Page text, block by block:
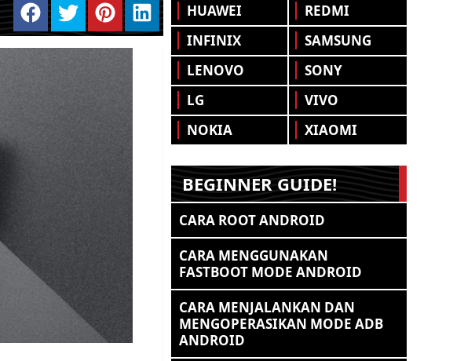
HUAWEI
INFINIX
LENOVO
LG
NOKIA
REDMI
SAMSUNG
SONY
VIVO
XIAOMI
BEGINNER GUIDE!
CARA ROOT ANDROID
CARA MENGGUNAKAN
FASTBOOT MODE ANDROID
CARA MENJALANKAN DAN
MENGOPERASIKAN MODE ADB
ANDROID